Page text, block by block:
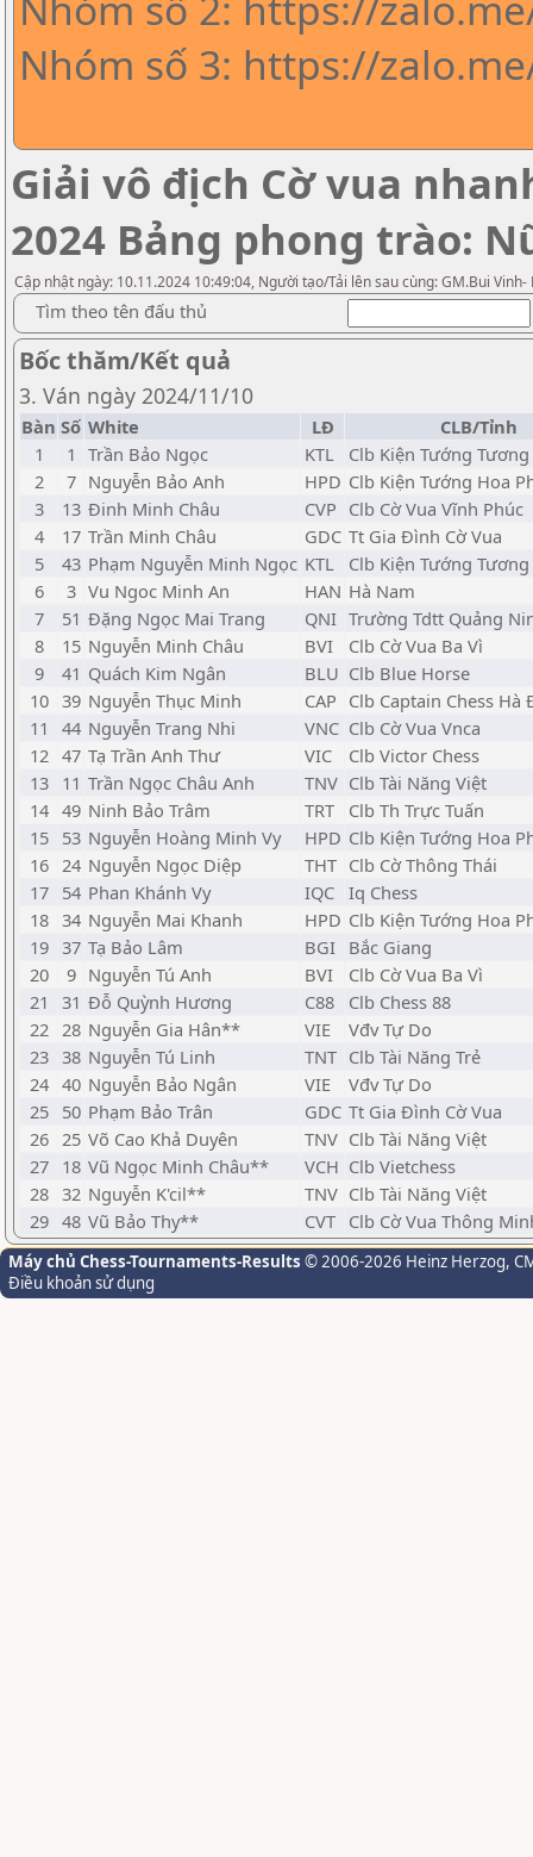
Nhóm số 3: https://
Giải vô địch Cờ vua
2024 Bảng phong trào:
Cập nhật ngày: 10.11.2024 10:49:04, Người tạo/Tải lên sau cùng: GM.Bui
Tìm theo tên đấu thủ
Bốc thăm/Kết quả
3. Ván ngày 2024/11/10
Bàn Số White LĐ
CLB/Tỉnh
1
1 Trần Bảo Ngọc KTL
Clb Kiện Tướng
2
7 Nguyễn Bảo Anh HPD Clb Kiện Tướng Hoa
3
13 Đinh Minh Châu CVP Clb Cờ Vua Vĩnh Phúc
4
17 Trần Minh Châu GDC Tt Gia Đình Cờ Vua
5
43 Phạm Nguyễn Minh Ngọc KTL
Clb Kiện Tướng
6
3 Vu Ngoc Minh An HAN Hà Nam
7
51 Đặng Ngọc Mai Trang QNI Trường Tdtt Quảng
8
15 Nguyễn Minh Châu BVI
Clb Cờ Vua Ba Vì
9
41 Quách Kim Ngân BLU Clb Blue Horse
10 39 Nguyễn Thục Minh CAP Clb Captain Chess Hà
11
44 Nguyễn Trang Nhi VNC Clb Cờ Vua Vnca
12 47 Tạ Trần Anh Thư VIC
Clb Victor Chess
13 11 Trần Ngọc Châu Anh TNV Clb Tài Năng Việt
14 49 Ninh Bảo Trâm TRT
Clb Th Trực Tuấn
15 53 Nguyễn Hoàng Minh Vy HPD Clb Kiện Tướng Hoa
16 24 Nguyễn Ngọc Diệp THT Clb Cờ Thông Thái
17 54 Phan Khánh Vy IQC Iq Chess
18 34 Nguyễn Mai Khanh HPD Clb Kiện Tướng Hoa
19 37 Tạ Bảo Lâm BGI Bắc Giang
20
9 Nguyễn Tú Anh BVI
Clb Cờ Vua Ba Vì
21
31 Đỗ Quỳnh Hương C88
Clb Chess 88
22 28 Nguyễn Gia Hân** VIE
Vđv Tự Do
23 38 Nguyễn Tú Linh TNT Clb Tài Năng Trẻ
24 40 Nguyễn Bảo Ngân VIE
Vđv Tự Do
25 50 Phạm Bảo Trân GDC Tt Gia Đình Cờ Vua
26 25 Võ Cao Khả Duyên TNV Clb Tài Năng Việt
27 18 Vũ Ngọc Minh Châu** VCH Clb Vietchess
28 32 Nguyễn K'cil** TNV Clb Tài Năng Việt
29 48 Vũ Bảo Thy** CVT Clb Cờ Vua Thông
Máy chủ Chess-Tournaments-Results © 2006-2026 Heinz Herzog,
Điều khoản sử dụng